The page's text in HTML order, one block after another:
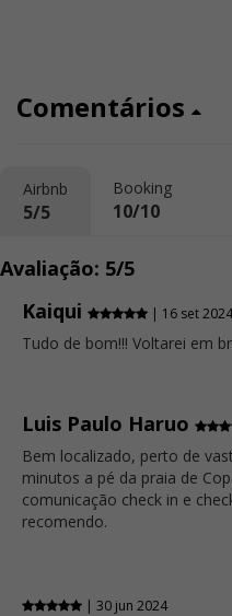
Comentários
Airbnb
5/5
Booking
10/10
Avaliação: 5/5
Kaiqui
| 16 set 2024
Tudo de bom!!! Voltarei em
Luis Paulo Haruo
Bem localizado, perto de
minutos a pé da praia de
comunicação check in e
recomendo.
| 30 jun 2024